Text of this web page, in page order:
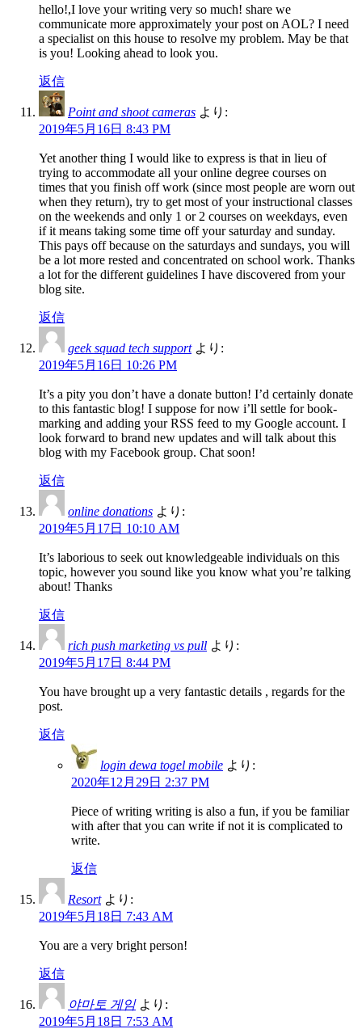
hello!,I love your writing very so much! share we
communicate more approximately your post on AOL? I need
a specialist on this house to resolve my problem. May be that
is you! Looking ahead to look you.
返信
Point and shoot cameras より:
2019年5月16日 8:43 PM
Yet another thing I would like to express is that in lieu of
trying to accommodate all your online degree courses on
times that you finish off work (since most people are worn out
when they return), try to get most of your instructional classes
on the weekends and only 1 or 2 courses on weekdays, even
if it means taking some time off your saturday and sunday.
This pays off because on the saturdays and sundays, you will
be a lot more rested and concentrated on school work. Thanks
a lot for the different guidelines I have discovered from your
blog site.
返信
geek squad tech support より:
2019年5月16日 10:26 PM
It’s a pity you don’t have a donate button! I’d certainly donate
to this fantastic blog! I suppose for now i’ll settle for book-
marking and adding your RSS feed to my Google account. I
look forward to brand new updates and will talk about this
blog with my Facebook group. Chat soon!
返信
online donations より:
2019年5月17日 10:10 AM
It’s laborious to seek out knowledgeable individuals on this
topic, however you sound like you know what you’re talking
about! Thanks
返信
rich push marketing vs pull より:
2019年5月17日 8:44 PM
You have brought up a very fantastic details , regards for the
post.
返信
login dewa togel mobile より:
2020年12月29日 2:37 PM
Piece of writing writing is also a fun, if you be familiar
with after that you can write if not it is complicated to
write.
返信
Resort より:
2019年5月18日 7:43 AM
You are a very bright person!
返信
야마토 게임 より:
2019年5月18日 7:53 AM